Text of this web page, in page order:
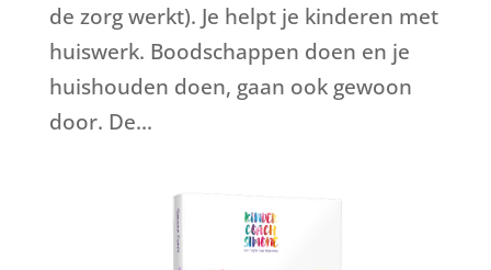
de zorg werkt). Je helpt je kinderen met
huiswerk. Boodschappen doen en je
huishouden doen, gaan ook gewoon
door. De...